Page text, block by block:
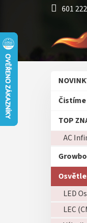
601
a
í
a
Přeskočit
TOP
AC
LED
LEC